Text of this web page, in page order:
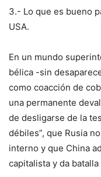
3.- Lo que es bueno
USA.
En un mundo
bélica -sin
como coacción de
una permanente
de desligarse de la
débiles”, que Rusia
interno y que China
capitalista y da